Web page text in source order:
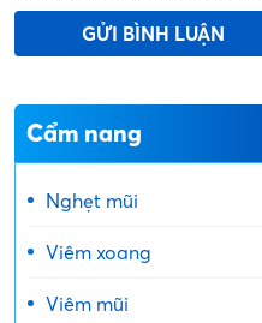
Cẩm nang
Nghẹt mũi
Viêm xoang
Viêm mũi